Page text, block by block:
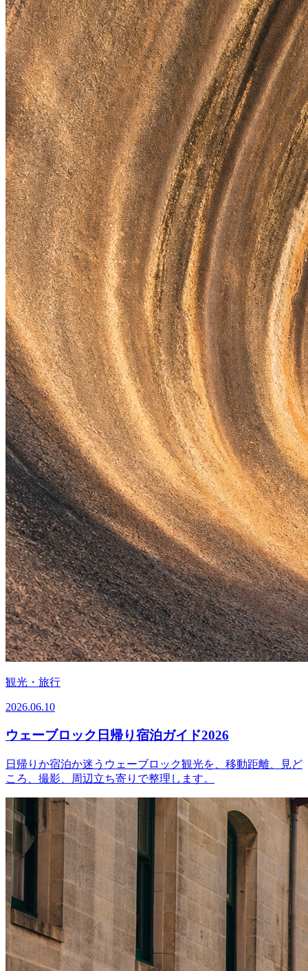
観光・旅行
2026.06.10
ウェーブロック日帰り宿泊ガイド2026
日帰りか宿泊か迷うウェーブロック観光を、移動距離、見ど
ころ、撮影、周辺立ち寄りで整理します。